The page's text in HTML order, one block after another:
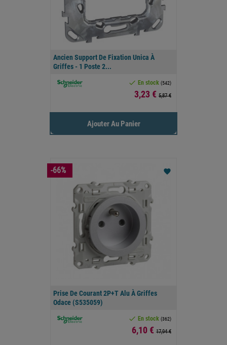
Ancien Support De Fixation Unica À
Griffes - 1 Poste 2...
 En stock (542)
Prix
3,23 € 5,87 €
Ajouter Au Panier
Prise De Courant 2P+T Alu À Griffes
Odace (S535059)
 En stock (362)
Prix
6,10 € 17,94 €
favorite
-66%